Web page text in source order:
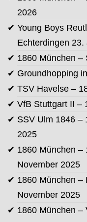
2026
Young Boys
Echterdingen 23.
1860 München –
Groundhopping
TSV Havelse –
VfB Stuttgart II –
SSV Ulm 1846 –
2025
1860 München –
November 2025
1860 München –
November 2025
1860 München –